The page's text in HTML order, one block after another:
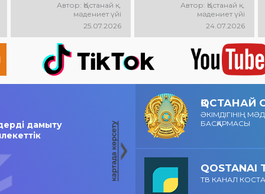
әкімдік алаңында
мерекелік концерті
өтеді. Бас дирижер
— Лилия Ислямова.
Сіздерді жанды
музыка, әсерлі
орындаулар мен
Автор: Қостанай қ.
мәдениет үйі
25.07.2026
«Караван» ВИА-
сының мерекелік
концерті өтеді!
Сіздерді сүйікті
әндер, жанды
музыка, жарқын
эмоциялар мен
көтеріңкі көңіл күй
күтеді!
Автор: Қостанай қ.
мәдениет үйі
24.07.2026
дамыту
ҚОСТАНАЙ
ӘКІМДІГІНІҢ
БАСҚАРМАСЫ
QOSTANAI
ТВ КАНАЛ